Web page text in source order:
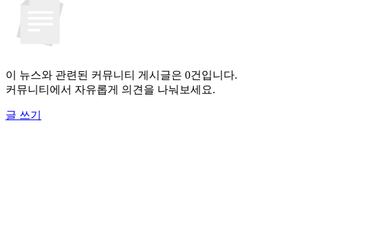
이 뉴스와 관련된 커뮤니티 게시글은 0건입니다.
커뮤니티에서 자유롭게 의견을 나눠보세요.
글 쓰기